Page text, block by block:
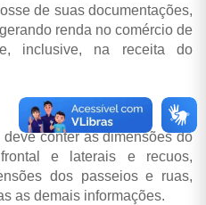
de suas documentações,
renda no comércio de
inclusive, na receita do
conter as dimensões do
e laterais e recuos,
dos passeios e ruas,
as demais informações.